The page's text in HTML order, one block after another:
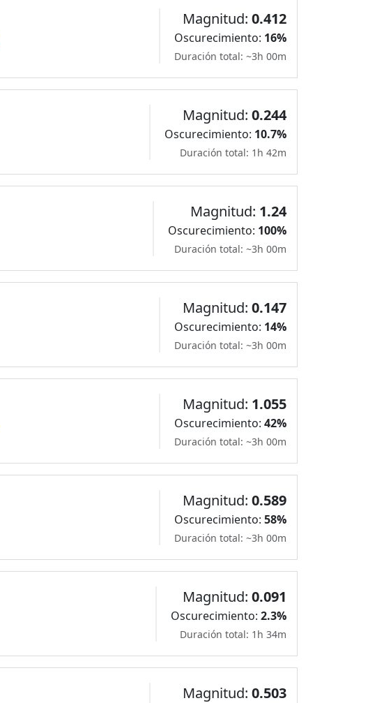
Magnitud: 0.412
Oscurecimiento: 16%
Duración total: ~3h 00m
Magnitud: 0.244
Oscurecimiento: 10.7%
Duración total: 1h 42m
Magnitud: 1.24
Oscurecimiento: 100%
Duración total: ~3h 00m
Magnitud: 0.147
Oscurecimiento: 14%
Duración total: ~3h 00m
Magnitud: 1.055
Oscurecimiento: 42%
Duración total: ~3h 00m
Magnitud: 0.589
Oscurecimiento: 58%
Duración total: ~3h 00m
Magnitud: 0.091
Oscurecimiento: 2.3%
Duración total: 1h 34m
Magnitud: 0.503